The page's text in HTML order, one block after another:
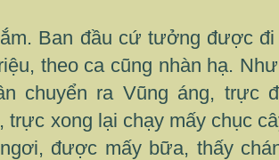
Ban đầu cứ tưởng được
theo ca cũng nhàn hạ.
chuyển ra Vũng áng, trực
trực xong lại chạy mấy chục
được mấy bữa, thấy